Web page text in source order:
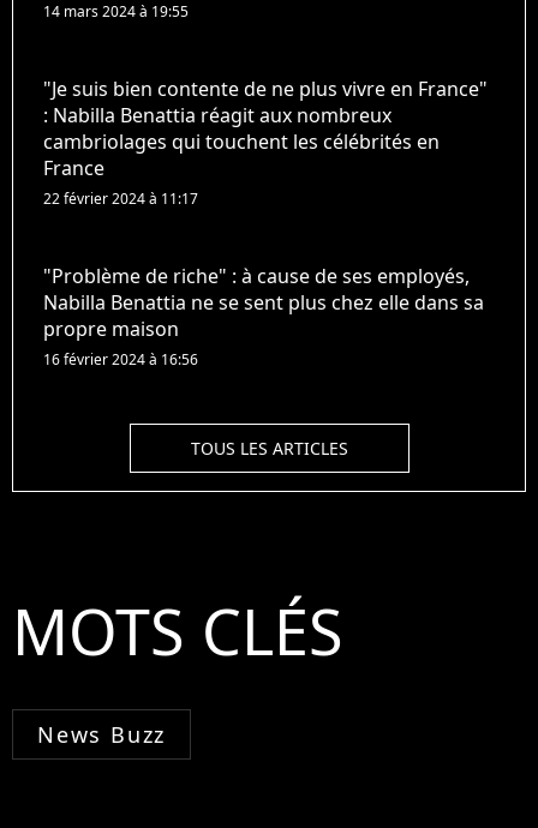
14 mars 2024 à 19:55
"Je suis bien contente de ne plus vivre en France"
: Nabilla Benattia réagit aux nombreux
cambriolages qui touchent les célébrités en
France
22 février 2024 à 11:17
"Problème de riche" : à cause de ses employés,
Nabilla Benattia ne se sent plus chez elle dans sa
propre maison
16 février 2024 à 16:56
TOUS LES ARTICLES
MOTS CLÉS
News Buzz